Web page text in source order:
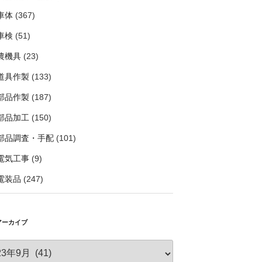
体 (367)
検 (51)
機具 (23)
具作製 (133)
品作製 (187)
品加工 (150)
品調査・手配 (101)
気工事 (9)
装品 (247)
ーカイブ